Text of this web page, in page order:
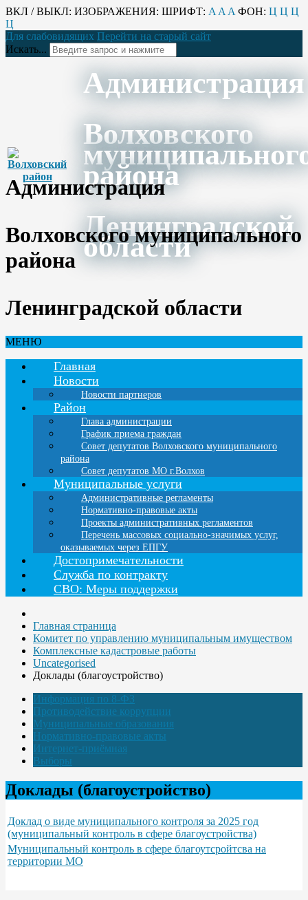
ВКЛ / ВЫКЛ: ИЗОБРАЖЕНИЯ: ШРИФТ: A A A ФОН: Ц Ц Ц
Ц
Для слабовидящих Перейти на старый сайт
Искать...
Администрация
Волховского
района
Ленинградской
области
Администрация
Волховского муниципального
района
Ленинградской области
МЕНЮ
Главная
Новости
Новости партнеров
Район
Глава администрации
График приема граждан
Совет депутатов Волховского муниципального
района
Совет депутатов МО г.Волхов
Муниципальные услуги
Административные регламенты
Нормативно-правовые акты
Проекты административных регламентов
Перечень массовых социально-значимых услуг,
оказываемых через ЕПГУ
Достопримечательности
Служба по контракту
СВО: Меры поддержки
Главная страница
Комитет по управлению муниципальным имуществом
Комплексные кадастровые работы
Uncategorised
Доклады (благоустройство)
Информация по 8-ФЗ
Противодействие коррупции
Муниципальные образования
Нормативно-правовые акты
Интернет-приёмная
Выборы
Доклады (благоустройство)
Доклад о виде муниципального контроля за 2025 год
(муниципальный контроль в сфере благоустройства)
Муниципальный контроль в сфере благоутсройтсва на
территории МО